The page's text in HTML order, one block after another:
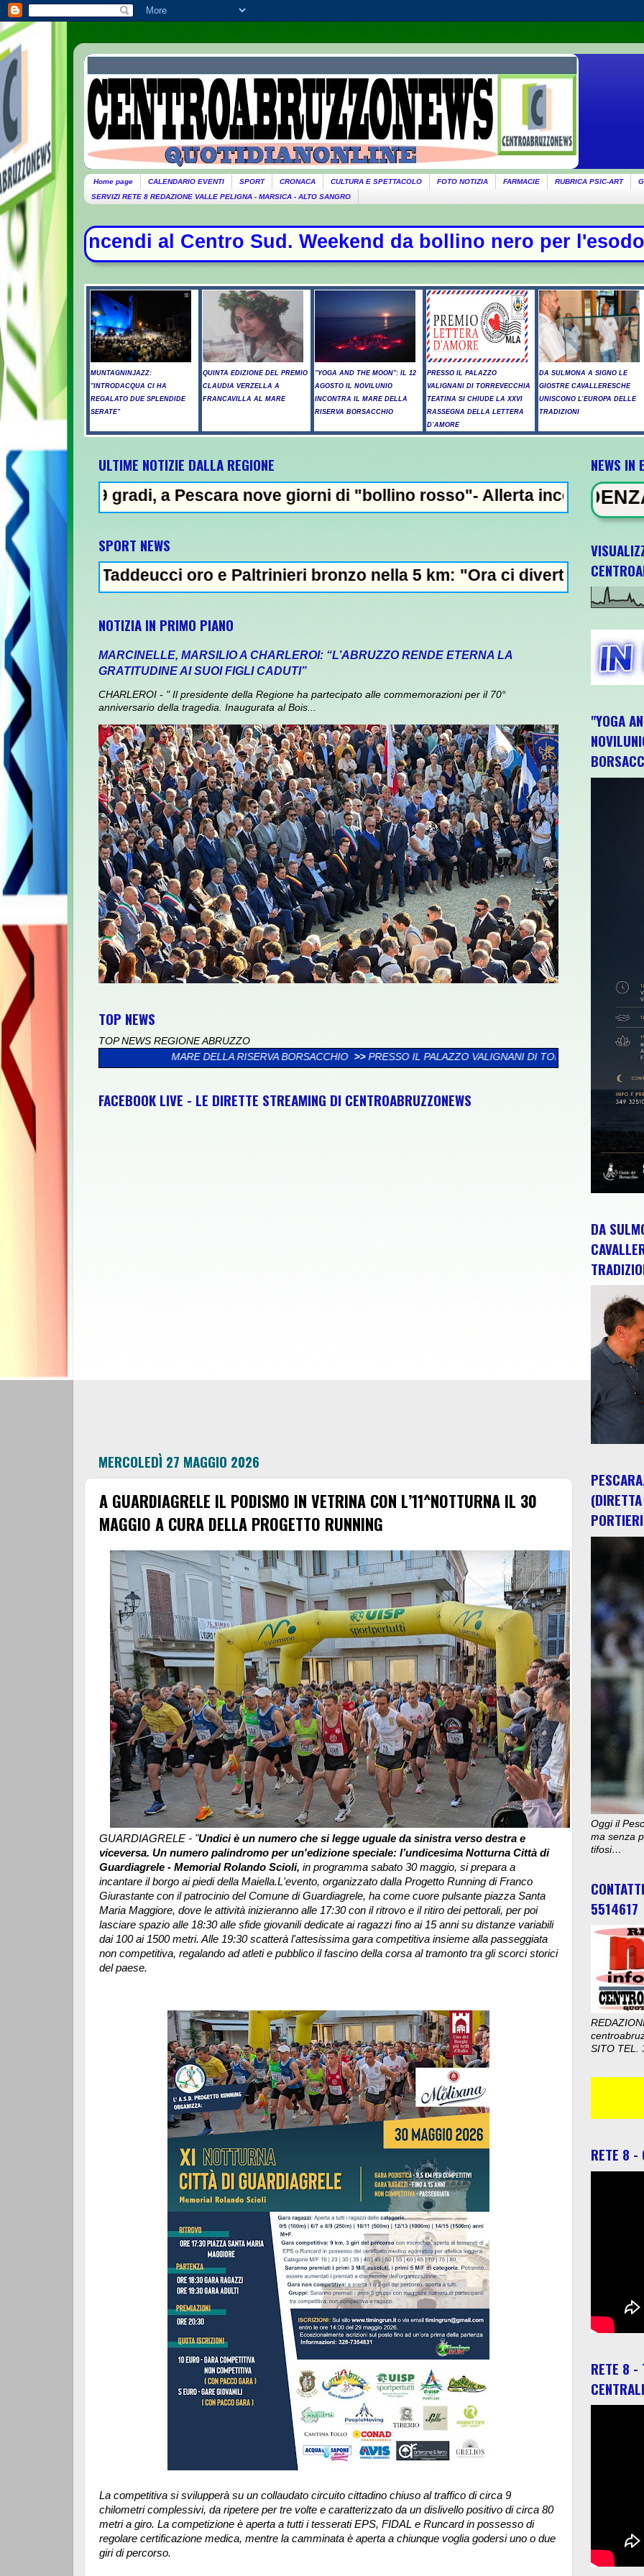
Home page CALENDARIO EVENTI SPORT CRONACA CULTURA E SPETTACOLO FOTO NOTIZIA FARMACIE RUBRICA PSIC-ART
SERVIZI RETE 8 REDAZIONE VALLE PELIGNA - MARSICA - ALTO SANGRO
Sud. Weekend da bollino nero per l'esodo - Il
MUNTAGNINJAZZ:
"INTRODACQUA CI HA
REGALATO DUE SPLENDIDE
SERATE"
QUINTA EDIZIONE DEL PREMIO
CLAUDIA VERZELLA A
FRANCAVILLA AL MARE
"YOGA AND THE MOON": IL 12
AGOSTO IL NOVILUNIO
INCONTRA IL MARE DELLA
RISERVA BORSACCHIO
PRESSO IL PALAZZO
VALIGNANI DI TORREVECCHIA
TEATINA SI CHIUDE LA XXVI
RASSEGNA DELLA LETTERA
D’AMORE
DA SULMONA A SIGNO LE
GIOSTRE CAVALLERESCHE
UNISCONO L’EUROPA DELLE
TRADIZIONI
ULTIME NOTIZIE DALLA REGIONE
a Pescara nove giorni di "bollino rosso"- Allerta incendi in Abruzzo,
SPORT NEWS
oro e Paltrinieri bronzo nella 5 km: "Ora ci divertiamo in staffetta"-
NOTIZIA IN PRIMO PIANO
MARCINELLE, MARSILIO A CHARLEROI: “L’ABRUZZO RENDE ETERNA LA
GRATITUDINE AI SUOI FIGLI CADUTI”
CHARLEROI - " Il presidente della Regione ha partecipato alle commemorazioni per il 70°
anniversario della tragedia. Inaugurata al Bois...
TOP NEWS
TOP NEWS REGIONE ABRUZZO
IL MARE DELLA RISERVA BORSACCHIO >> PRESSO IL PALAZZO VALIGNANI DI TORREVECCHIA TEATINA SI CHIUDE LA XXVI
FACEBOOK LIVE - LE DIRETTE STREAMING DI CENTROABRUZZONEWS
MERCOLEDÌ 27 MAGGIO 2026
A GUARDIAGRELE IL PODISMO IN VETRINA CON L’11^NOTTURNA IL 30
MAGGIO A CURA DELLA PROGETTO RUNNING
GUARDIAGRELE - "Undici è un numero che si legge uguale da sinistra verso destra e
viceversa. Un numero palindromo per un'edizione speciale: l’undicesima Notturna Città di
Guardiagrele - Memorial Rolando Scioli, in programma sabato 30 maggio, si prepara a
incantare il borgo ai piedi della Maiella.L'evento, organizzato dalla Progetto Running di Franco
Giurastante con il patrocinio del Comune di Guardiagrele, ha come cuore pulsante piazza Santa
Maria Maggiore, dove le attività inizieranno alle 17:30 con il ritrovo e il ritiro dei pettorali, per poi
lasciare spazio alle 18:30 alle sfide giovanili dedicate ai ragazzi fino ai 15 anni su distanze variabili
dai 100 ai 1500 metri. Alle 19:30 scatterà l'attesissima gara competitiva insieme alla passeggiata
non competitiva, regalando ad atleti e pubblico il fascino della corsa al tramonto tra gli scorci storici
del paese.
La competitiva si svilupperà su un collaudato circuito cittadino chiuso al traffico di circa 9
chilometri complessivi, da ripetere per tre volte e caratterizzato da un dislivello positivo di circa 80
metri a giro. La competizione è aperta a tutti i tesserati EPS, FIDAL e Runcard in possesso di
regolare certificazione medica, mentre la camminata è aperta a chiunque voglia godersi uno o due
giri di percorso.
NEWS IN
NEWS IN EVIDENZA - Raid
"YOGA
DA
PORTIERI
Oggi il
ma senza
tifosi…
5514617
SITO TEL.
RETE 8 -
RETE 8 -